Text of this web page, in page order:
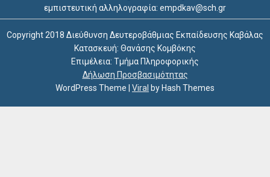
εμπιστευτική αλληλογραφία: empdkav@sch.gr
Copyright 2018 Διεύθυνση Δευτεροβάθμιας Εκπαίδευσης Καβάλας
Κατασκευή: Θανάσης Κομβόκης
Επιμέλεια: Τμήμα Πληροφορικής
Δήλωση Προσβασιμότητας
WordPress Theme
Viral by Hash Themes